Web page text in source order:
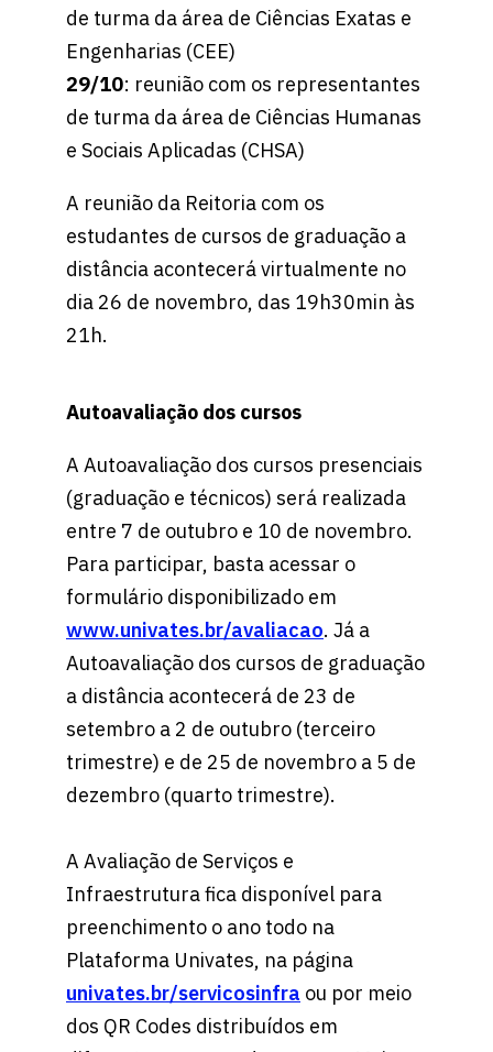
de turma da área de Ciências Exatas e
Engenharias (CEE)
29/10: reunião com os representantes
de turma da área de Ciências Humanas
e Sociais Aplicadas (CHSA)
A reunião da Reitoria com os
estudantes de cursos de graduação a
distância acontecerá virtualmente no
dia 26 de novembro, das 19h30min às
21h.
Autoavaliação dos cursos
A Autoavaliação dos cursos presenciais
(graduação e técnicos) será realizada
entre 7 de outubro e 10 de novembro.
Para participar, basta acessar o
formulário disponibilizado em
www.univates.br/avaliacao. Já a
Autoavaliação dos cursos de graduação
a distância acontecerá de 23 de
setembro a 2 de outubro (terceiro
trimestre) e de 25 de novembro a 5 de
dezembro (quarto trimestre).
A Avaliação de Serviços e
Infraestrutura fica disponível para
preenchimento o ano todo na
Plataforma Univates, na página
univates.br/servicosinfra ou por meio
dos QR Codes distribuídos em